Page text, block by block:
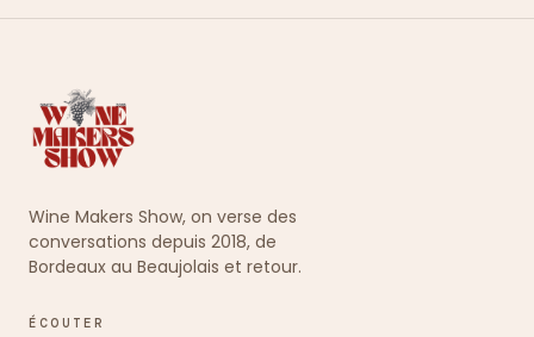
Wine Makers Show, on verse des
conversations depuis 2018, de
Bordeaux au Beaujolais et retour.
ÉCOUTER